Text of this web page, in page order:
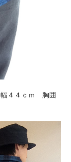
４４ｃｍ 胸囲